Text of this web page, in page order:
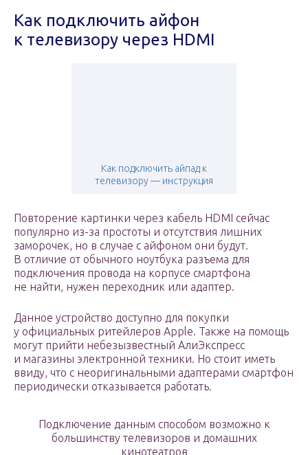
Как подключить айфон
к телевизору через HDMI
Как подключить айпад к
телевизору — инструкция
Повторение картинки через кабель HDMI сейчас
популярно из-за простоты и отсутствия лишних
заморочек, но в случае с айфоном они будут.
В отличие от обычного ноутбука разъема для
подключения провода на корпусе смартфона
не найти, нужен переходник или адаптер.
Данное устройство доступно для покупки
у официальных ритейлеров Apple. Также на помощь
могут прийти небезызвестный АлиЭкспресс
и магазины электронной техники. Но стоит иметь
ввиду, что с неоригинальными адаптерами смартфон
периодически отказывается работать.
Подключение данным способом возможно к
большинству телевизоров и домашних
кинотеатров